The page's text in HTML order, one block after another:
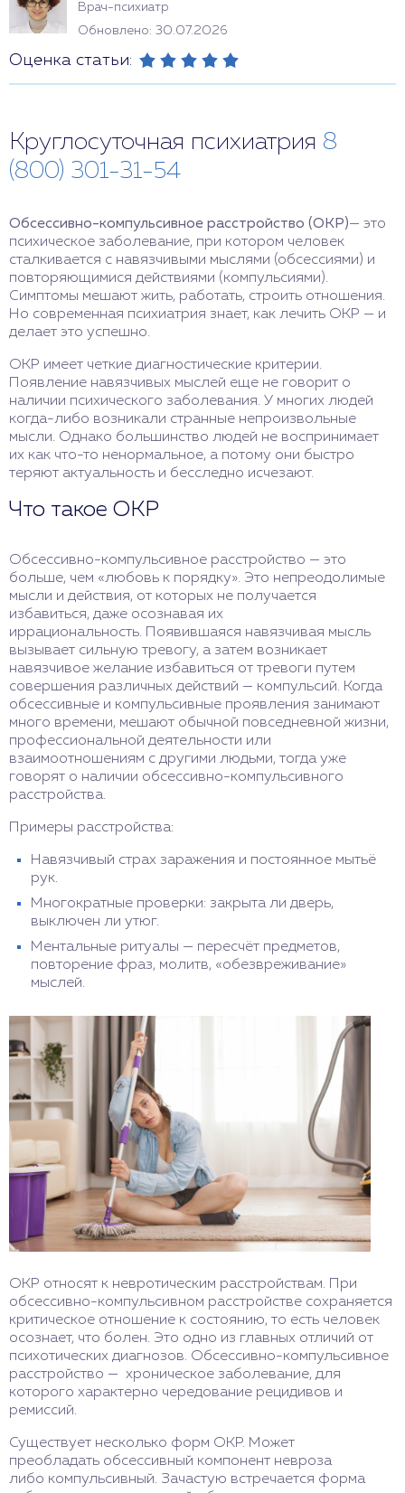
Врач-психиатр
Обновлено: 30.07.2026
Оценка статьи:
Круглосуточная психиатрия 8
(800) 301-31-54
Обсессивно-компульсивное расстройство (ОКР)— это
психическое заболевание, при котором человек
сталкивается с навязчивыми мыслями (обсессиями) и
повторяющимися действиями (компульсиями).
Симптомы мешают жить, работать, строить отношения.
Но современная психиатрия знает, как лечить ОКР — и
делает это успешно.
ОКР имеет четкие диагностические критерии.
Появление навязчивых мыслей еще не говорит о
наличии психического заболевания. У многих людей
когда-либо возникали странные непроизвольные
мысли. Однако большинство людей не воспринимает
их как что-то ненормальное, а потому они быстро
теряют актуальность и бесследно исчезают.
Что такое ОКР
Обсессивно-компульсивное расстройство — это
больше, чем «любовь к порядку». Это непреодолимые
мысли и действия, от которых не получается
избавиться, даже осознавая их
иррациональность. Появившаяся навязчивая мысль
вызывает сильную тревогу, а затем возникает
навязчивое желание избавиться от тревоги путем
совершения различных действий — компульсий. Когда
обсессивные и компульсивные проявления занимают
много времени, мешают обычной повседневной жизни,
профессиональной деятельности или
взаимоотношениям с другими людьми, тогда уже
говорят о наличии обсессивно-компульсивного
расстройства.
Примеры расстройства:
Навязчивый страх заражения и постоянное мытьё
рук.
Многократные проверки: закрыта ли дверь,
выключен ли утюг.
Ментальные ритуалы — пересчёт предметов,
повторение фраз, молитв, «обезвреживание»
мыслей.
ОКР относят к невротическим расстройствам. При
обсессивно-компульсивном расстройстве сохраняется
критическое отношение к состоянию, то есть человек
осознает, что болен. Это одно из главных отличий от
психотических диагнозов. Обсессивно-компульсивное
расстройство — хроническое заболевание, для
которого характерно чередование рецидивов и
ремиссий.
Существует несколько форм ОКР. Может
преобладать обсессивный компонент невроза
либо компульсивный. Зачастую встречается форма